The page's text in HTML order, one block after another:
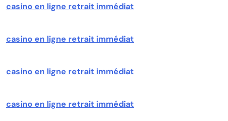
casino en ligne retrait immédiat
casino en ligne retrait immédiat
casino en ligne retrait immédiat
casino en ligne retrait immédiat